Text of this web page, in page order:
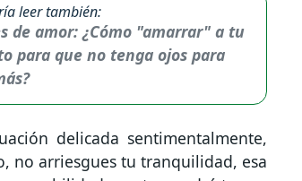
leer también:
de amor: ¿Cómo "amarrar" a tu
para que no tenga ojos para
delicada sentimentalmente,
no arriesgues tu tranquilidad, esa